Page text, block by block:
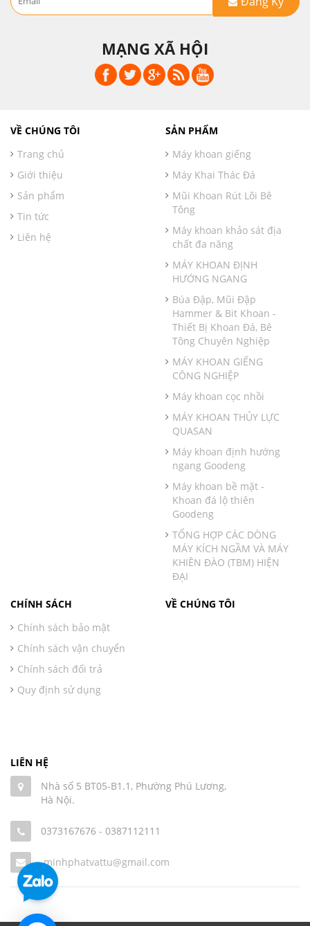
MẠNG XÃ HỘI
VỀ CHÚNG TÔI
Trang chủ
Giới thiệu
Sản phẩm
Tin tức
Liên hệ
SẢN PHẨM
Máy khoan giếng
Máy Khai Thác Đá
Mũi Khoan Rút Lõi Bê
Tông
Máy khoan khảo sát địa
chất đa năng
MÁY KHOAN ĐỊNH
HƯỚNG NGANG
Búa Đập, Mũi Đập
Hammer & Bit Khoan -
Thiết Bị Khoan Đá, Bê
Tông Chuyên Nghiệp
MÁY KHOAN GIẾNG
CÔNG NGHIỆP
Máy khoan cọc nhồi
MÁY KHOAN THỦY LỰC
QUASAN
Máy khoan định hướng
ngang Goodeng
Máy khoan bề mặt -
Khoan đá lộ thiên
Goodeng
TỔNG HỢP CÁC DÒNG
MÁY KÍCH NGẦM VÀ MÁY
KHIÊN ĐÀO (TBM) HIỆN
ĐẠI
CHÍNH SÁCH
Chính sách bảo mật
Chính sách vận chuyển
Chính sách đổi trả
Quy định sử dụng
VỀ CHÚNG TÔI
LIÊN HỆ
Nhà số 5 BT05-B1.1, Phường Phú Lương,
Hà Nội.
0373167676 - 0387112111
minhphatvattu@gmail.com